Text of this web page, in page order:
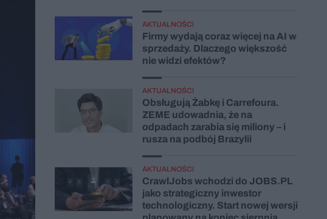
AKTUALNOŚCI
Firmy wydają coraz więcej na AI w
sprzedaży. Dlaczego większość
nie widzi efektów?
AKTUALNOŚCI
Obsługują Żabkę i Carrefoura.
ZEME udowadnia, że na
odpadach zarabia się miliony – i
rusza na podbój Brazylii
AKTUALNOŚCI
CrawlJobs wchodzi do JOBS.PL
jako strategiczny inwestor
technologiczny. Start nowej wersji